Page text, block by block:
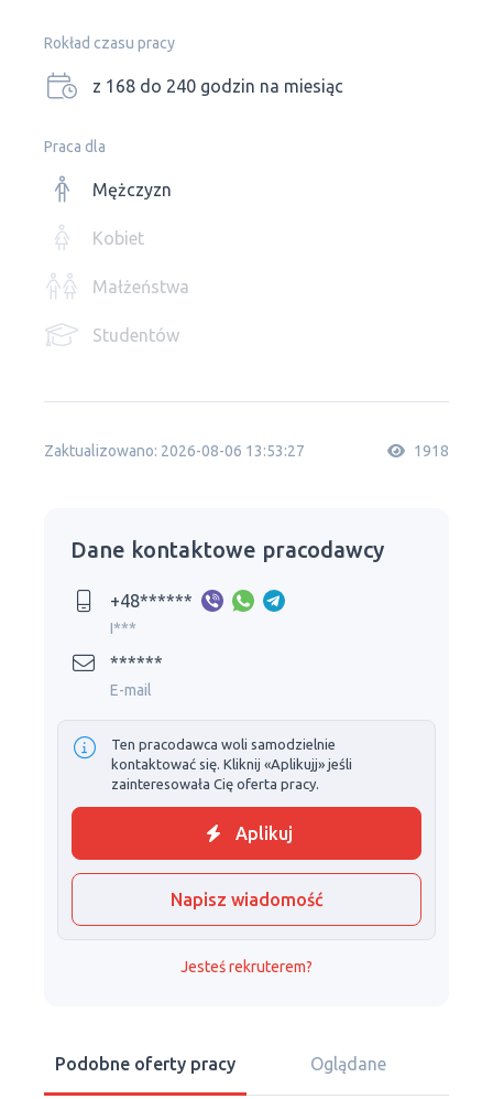
Rokład czasu pracy
z 168 do 240 godzin na miesiąc
Praca dla
Mężczyzn
Kobiet
Małżeństwa
Studentów
Zaktualizowano: 2026-08-06 13:53:27 1918
Dane kontaktowe pracodawcy
+48******
I***
******
E-mail
Ten pracodawca woli samodzielnie
kontaktować się. Kliknij «Aplikujj» jeśli
zainteresowała Cię oferta pracy.
Aplikuj
Napisz wiadomość
Jesteś rekruterem?
Podobne oferty pracy Oglądane